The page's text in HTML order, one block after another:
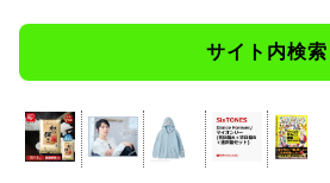
サイト内検索